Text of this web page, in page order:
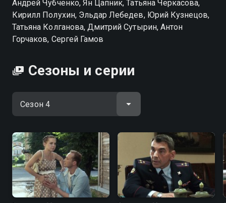
Андрей Чубченко, Ян Цапник, Татьяна Черкасова,
Кирилл Полухин, Эльдар Лебедев, Юрий Кузнецов,
Татьяна Колганова, Дмитрий Сутырин, Антон
Горчаков, Сергей Гамов
Сезоны и серии